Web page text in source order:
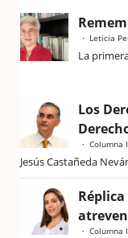
Leticia
La
Los
Columna
Jesús Castañeda
atreven
Columna